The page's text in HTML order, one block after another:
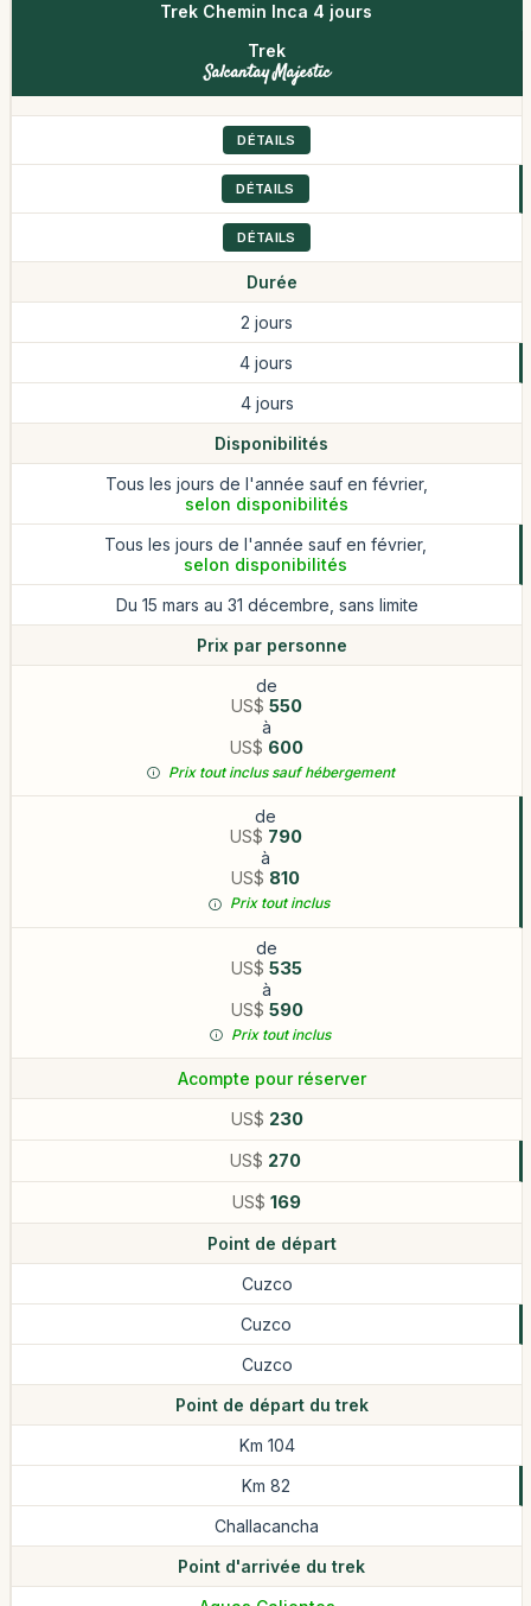
Trek Chemin Inca 4 jours
Trek
Salcantay Majestic
DÉTAILS
DÉTAILS
DÉTAILS
Durée
2 jours
4 jours
4 jours
Disponibilités
Tous les jours de l'année sauf en février,
selon disponibilités
Tous les jours de l'année sauf en février,
selon disponibilités
Du 15 mars au 31 décembre, sans limite
Prix par personne
de
US$ 550
à
US$ 600
Prix tout inclus sauf hébergement
de
US$ 790
à
US$ 810
Prix tout inclus
de
US$ 535
à
US$ 590
Prix tout inclus
Acompte pour réserver
US$ 230
US$ 270
US$ 169
Point de départ
Cuzco
Cuzco
Cuzco
Point de départ du trek
Km 104
Km 82
Challacancha
Point d'arrivée du trek